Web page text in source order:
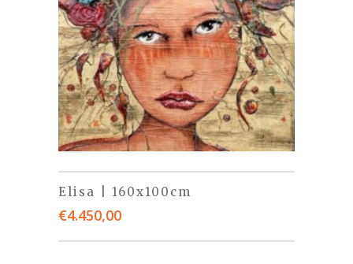
Elisa | 160x100cm
€4.450,00